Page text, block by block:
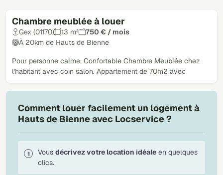
Chambre meublée à louer
Gex (01170) 13 m²
750 € / mois
À 20km de Hauts de Bienne
Pour personne calme. Confortable Chambre Meublée chez
l'habitant avec coin salon. Appartement de 70m2 avec
Comment louer facilement un logement à
Hauts de Bienne avec Locservice ?
Vous décrivez votre location idéale en quelques
clics.